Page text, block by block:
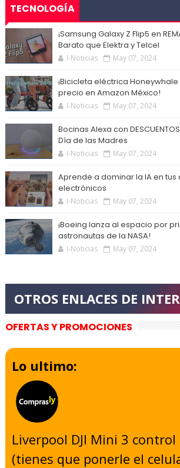
TECNOLOGÍA
¡Samsung Galaxy Z Flip5 en
Barato que Elektra y Telcel
I-Noticias May 07, 2024
¡Bicicleta eléctrica
precio en Amazon México!
I-Noticias May 07, 2024
Bocinas Alexa con
Día de las Madres
I-Noticias May 07, 2024
Aprende a dominar la IA en tus
electrónicos
I-Noticias May 07, 2024
¡Boeing lanza al espacio por
astronautas de la NASA!
I-Noticias May 07, 2024
OFERTAS Y PROMOCIONES
Lo ultimo:
Liverpool DJI Mini 3
(tienes que ponerle el